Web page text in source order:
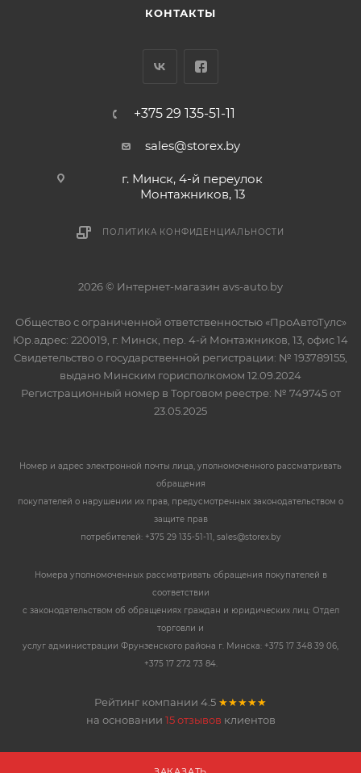
КОНТАКТЫ
+375 29 135-51-11
sales@storex.by
г. Минск, 4-й переулок
Монтажников, 13
ПОЛИТИКА КОНФИДЕНЦИАЛЬНОСТИ
2026 © Интернет-магазин avs-auto.by
Общество с ограниченной ответственностью «ПроАвтоТулс»
Юр.адрес: 220019, г. Минск, пер. 4-й Монтажников, 13, офис 14
Свидетельство о государственной регистрации: № 193789155,
выдано Минским горисполкомом 12.09.2024
Регистрационный номер в Торговом реестре: № 749745 от
23.05.2025
Номер и адрес электронной почты лица, уполномоченного рассматривать
обращения
покупателей о нарушении их прав, предусмотренных законодательством о
защите прав
потребителей: +375 29 135-51-11, sales@storex.by
Номера уполномоченных рассматривать обращения покупателей в
соответствии
с законодательством об обращениях граждан и юридических лиц: Отдел
торговли и
услуг администрации Фрунзенского района г. Минска: +375 17 348 39 06,
+375 17 272 73 84.
Рейтинг компании 4.5 ★★★★★
на основании 15 отзывов клиентов